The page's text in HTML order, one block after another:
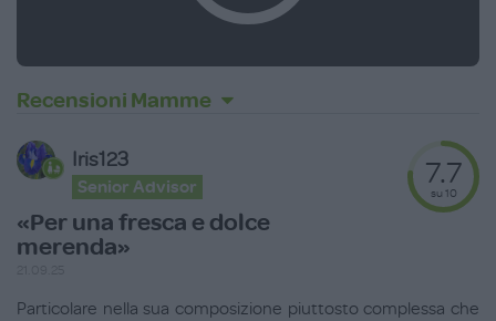
Recensioni Mamme
Iris123
Senior Advisor
«Per una fresca e dolce
merenda»
7.7
su 10
Particolare nella sua composizione piuttosto complessa che